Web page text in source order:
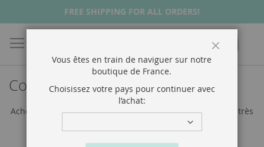
FREE SHIPPING FOR ALL ORDERS!
Chercher
Comment acheter?
Acheter sur la boutique en ligne de Chimmy Churry™ est très
Vous êtes en train de naviguer sur notre
boutique de France.
Choisissez votre pays pour continuer avec
l’achat: